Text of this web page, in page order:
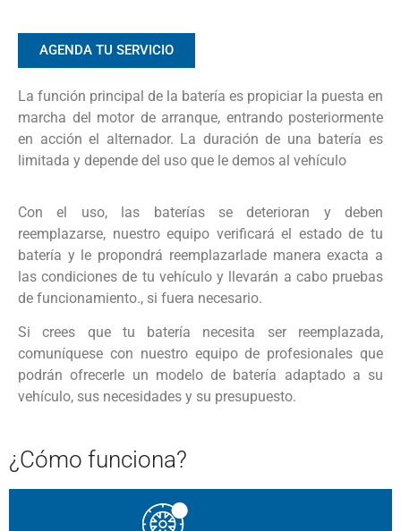
AGENDA TU SERVICIO
La función principal de la batería es propiciar la puesta en
marcha del motor de arranque, entrando posteriormente
en acción el alternador. La duración de una batería es
limitada y depende del uso que le demos al vehículo
Con el uso, las baterías se deterioran y deben
reemplazarse, nuestro equipo verificará el estado de tu
batería y le propondrá reemplazarlade manera exacta a
las condiciones de tu vehículo y llevarán a cabo pruebas
de funcionamiento., si fuera necesario.
Si crees que tu batería necesita ser reemplazada,
comuníquese con nuestro equipo de profesionales que
podrán ofrecerle un modelo de batería adaptado a su
vehículo, sus necesidades y su presupuesto.
¿Cómo funciona?